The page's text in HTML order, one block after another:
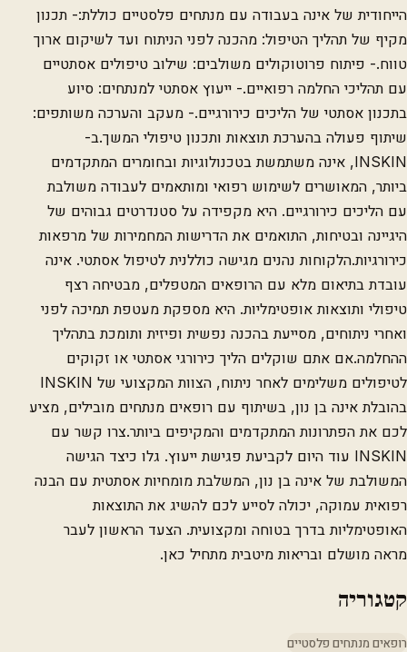
הייחודית של אינה בעבודה עם מנתחים פלסטיים כוללת:- תכנון
מקיף של תהליך הטיפול: מהכנה לפני הניתוח ועד לשיקום ארוך
טווח.- פיתוח פרוטוקולים משולבים: שילוב טיפולים אסתטיים
עם תהליכי החלמה רפואיים.- ייעוץ אסתטי למנתחים: סיוע
בתכנון אסתטי של הליכים כירורגיים.- מעקב והערכה משותפים:
שיתוף פעולה בהערכת תוצאות ותכנון טיפולי המשך.ב-
INSKIN, אינה משתמשת בטכנולוגיות ובחומרים המתקדמים
ביותר, המאושרים לשימוש רפואי ומותאמים לעבודה משולבת
עם הליכים כירורגיים. היא מקפידה על סטנדרטים גבוהים של
היגיינה ובטיחות, התואמים את הדרישות המחמירות של מרפאות
כירורגיות.הלקוחות נהנים מגישה כוללנית לטיפול אסתטי. אינה
עובדת בתיאום מלא עם הרופאים המטפלים, מבטיחה רצף
טיפולי ותוצאות אופטימליות. היא מספקת מעטפת תמיכה לפני
ואחרי ניתוחים, מסייעת בהכנה נפשית ופיזית ותומכת בתהליך
ההחלמה.אם אתם שוקלים הליך כירורגי אסתטי או זקוקים
לטיפולים משלימים לאחר ניתוח, הצוות המקצועי של INSKIN
בהובלת אינה בן נון, בשיתוף עם רופאים מנתחים מובילים, מציע
לכם את הפתרונות המתקדמים והמקיפים ביותר.צרו קשר עם
INSKIN עוד היום לקביעת פגישת ייעוץ. גלו כיצד הגישה
המשולבת של אינה בן נון, המשלבת מומחיות אסתטית עם הבנה
רפואית עמוקה, יכולה לסייע לכם להשיג את התוצאות
האופטימליות בדרך בטוחה ומקצועית. הצעד הראשון לעבר
מראה מושלם ובריאות מיטבית מתחיל כאן.
קטגוריה
רופאים מנתחים פלסטיים